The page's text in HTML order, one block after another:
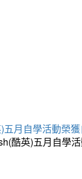
月自學活動榮
酷英)五月自學